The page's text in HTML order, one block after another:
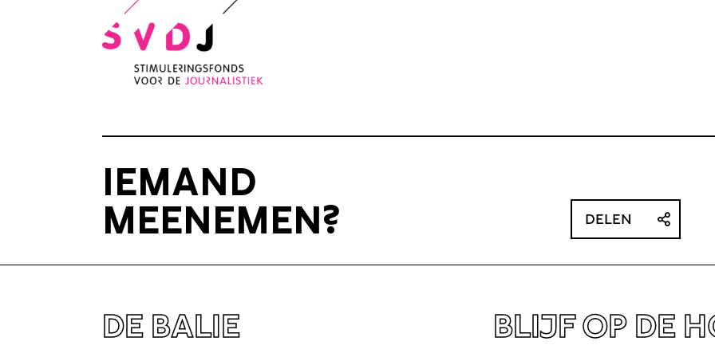
IEMAND
MEENEMEN?
DELEN
DE BALIE BLIJF OP DE